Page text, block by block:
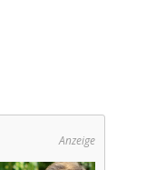
Anzeige